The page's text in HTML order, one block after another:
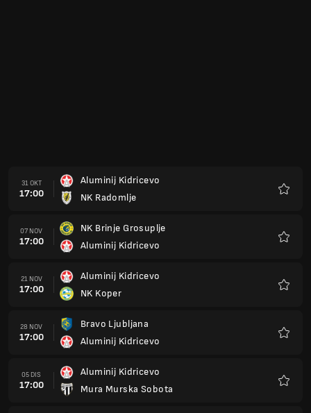
31 OKT
17:00
Aluminij Kidricevo
NK Radomlje
07 NOV
17:00
NK Brinje Grosuplje
Aluminij Kidricevo
21 NOV
17:00
Aluminij Kidricevo
NK Koper
28 NOV
17:00
Bravo Ljubljana
Aluminij Kidricevo
05 DIS
17:00
Aluminij Kidricevo
Mura Murska Sobota